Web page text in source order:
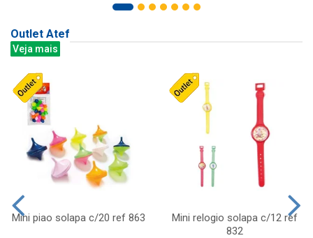
Outlet Atef
Veja mais
Mini piao solapa c/20 ref 863
Mini relogio solapa c/12 ref
832